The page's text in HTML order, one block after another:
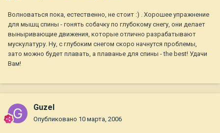
Волноваться пока, естественно, не стоит :) . Хорошее упражнение
для мышц спины - гонять собачку по глубокому снегу, они делает
выныривающие движения, которые отлично разрабатывают
мускулатуру. Ну, с глубоким снегом скоро начнутся проблемы,
зато можно будет плавать, а плаванье для спины - the best! Удачи
Вам!
Guzel
Опубликовано 10 марта, 2006